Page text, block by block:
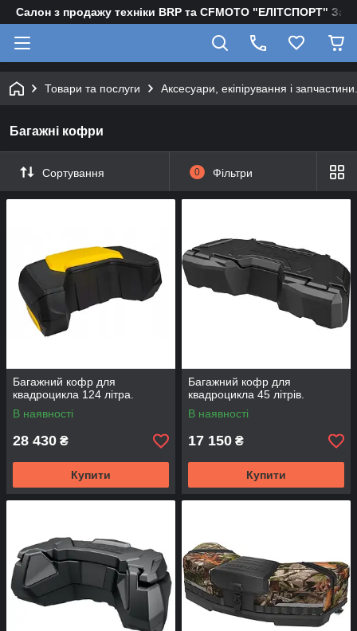
Салон з продажу техніки BRP та CFMOTO "EЛІТСПОРТ"
Товари та послуги Аксесуари, екіпірування і запчастини.
Багажні кофри
Сортування 0 Фільтри
Багажний кофр для
квадроцикла 124 літра.
В наявності
28 430 ₴
Купити
Багажний кофр для
квадроцикла 45 літрів.
В наявності
17 150 ₴
Купити